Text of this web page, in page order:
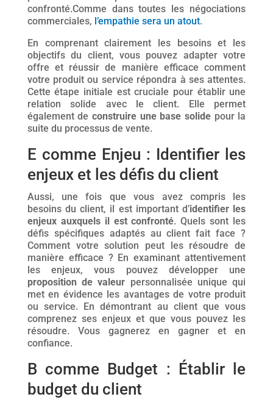
confronté.Comme dans toutes les négociations
commerciales, l’empathie sera un atout.
En comprenant clairement les besoins et les
objectifs du client, vous pouvez adapter votre
offre et réussir de manière efficace comment
votre produit ou service répondra à ses attentes.
Cette étape initiale est cruciale pour établir une
relation solide avec le client. Elle permet
également deconstruire une base solidepour la
suite du processus de vente.
E comme Enjeu : Identifier les
enjeux et les défis du client
Aussi, une fois que vous avez compris les
besoins du client, il est important d’identifier les
enjeux auxquels il est confronté. Quels sont les
défis spécifiques adaptés au client fait face ?
Comment votre solution peut les résoudre de
manière efficace ? En examinant attentivement
les enjeux, vous pouvez développer une
proposition de valeur personnalisée unique qui
met en évidence les avantages de votre produit
ou service. En démontrant au client que vous
comprenez ses enjeux et que vous pouvez les
résoudre. Vous gagnerez en gagner et en
confiance.
B comme Budget : Établir le
budget du client